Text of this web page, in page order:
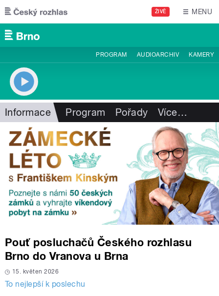
Přejít k hlavnímu obsahu
ŽIVĚ MENU
PROGRAM AUDIOARCHIV KAMERY
Informace Program Pořady Více…
Pouť posluchačů Českého rozhlasu
Brno do Vranova u Brna
15. květen 2026
To nejlepší k poslechu